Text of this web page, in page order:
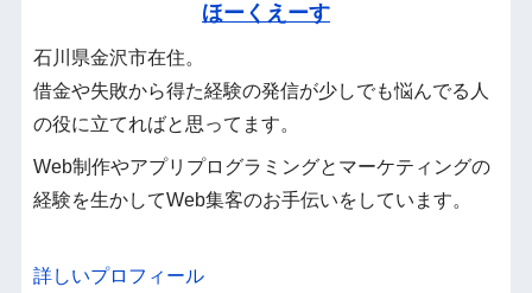
ほーくえーす
石川県金沢市在住。
借金や失敗から得た経験の発信が少しでも悩んでる人
の役に立てればと思ってます。
Web制作やアプリプログラミングとマーケティングの
経験を生かしてWeb集客のお手伝いをしています。
詳しいプロフィール